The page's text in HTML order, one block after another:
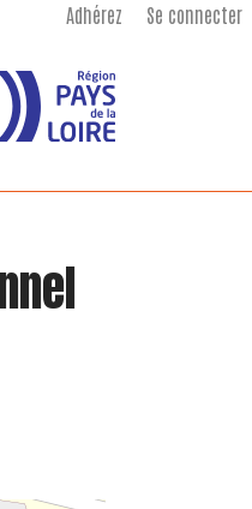
Adhérez Se connecter